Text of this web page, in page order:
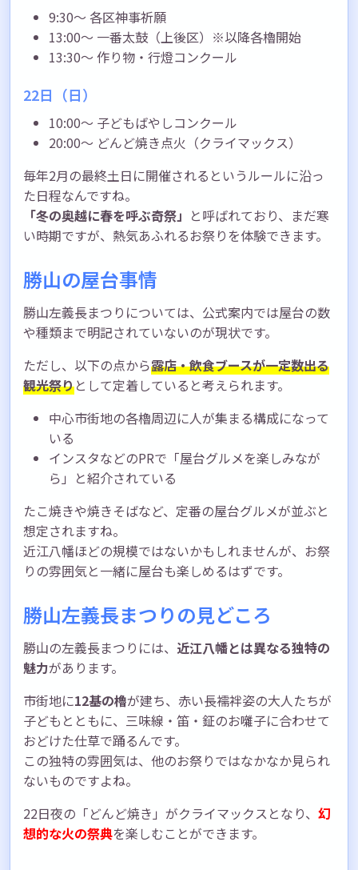
9:30〜 各区神事祈願
13:00〜 一番太鼓（上後区）※以降各櫓開始
13:30〜 作り物・行燈コンクール
22日（日）
10:00〜 子どもばやしコンクール
20:00〜 どんど焼き点火（クライマックス）
毎年2月の最終土日に開催されるというルールに沿っ
た日程なんですね。
「冬の奥越に春を呼ぶ奇祭」 と呼ばれており、まだ寒
い時期ですが、熱気あふれるお祭りを体験できます。
勝山の屋台事情
勝山左義長まつりについては、公式案内では屋台の数
や種類まで明記されていないのが現状です。
ただし、以下の点から露店・飲食ブースが一定数出る
観光祭りとして定着していると考えられます。
中心市街地の各櫓周辺に人が集まる構成になって
いる
インスタなどのPRで「屋台グルメを楽しみなが
ら」と紹介されている
たこ焼きや焼きそばなど、定番の屋台グルメが並ぶと
想定されますね。
近江八幡ほどの規模ではないかもしれませんが、お祭
りの雰囲気と一緒に屋台も楽しめるはずです。
勝山左義長まつりの見どころ
勝山の左義長まつりには、 近江八幡とは異なる独特の
魅力があります。
市街地に12基の櫓が建ち、赤い長襦袢姿の大人たちが
子どもとともに、三味線・笛・鉦のお囃子に合わせて
おどけた仕草で踊るんです。
この独特の雰囲気は、他のお祭りではなかなか見られ
ないものですよね。
22日夜の「どんど焼き」がクライマックスとなり、 幻
想的な火の祭典を楽しむことができます。